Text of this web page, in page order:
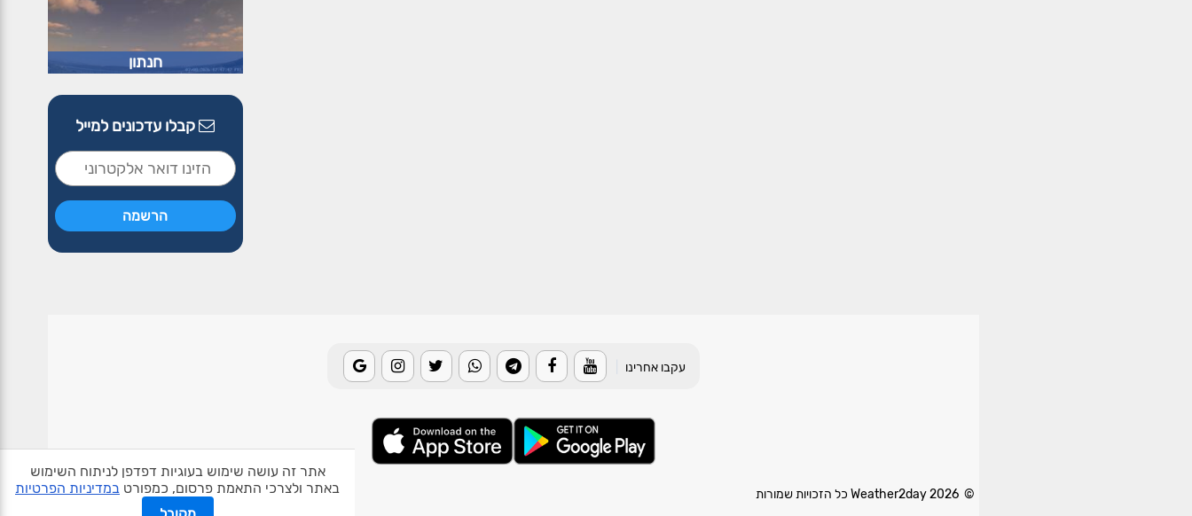
אתר זה עושה שימוש בעוגיות דפדפן לניתוח השימוש
באתר ולצרכי התאמת פרסום, כמפורט במדיניות הפרטיות
חנתון
קבלו עדכונים למייל
עקבו אחרינו
© 2026 Weather2day כל הזכויות שמורות אודות האתר פרטיות תנאי שימוש צור קשר בעלי אתרים